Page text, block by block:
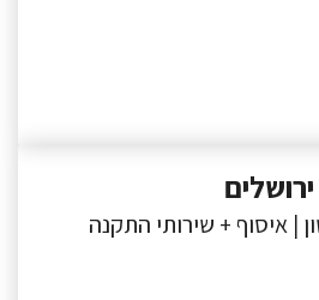
ירושלים
| איסוף + שירותי התקנה